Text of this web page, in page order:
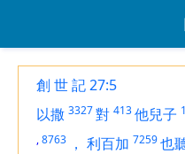
創 世 記 27:5
以撒 3327對 413他兒子
,8763 ， 利百加 7259也